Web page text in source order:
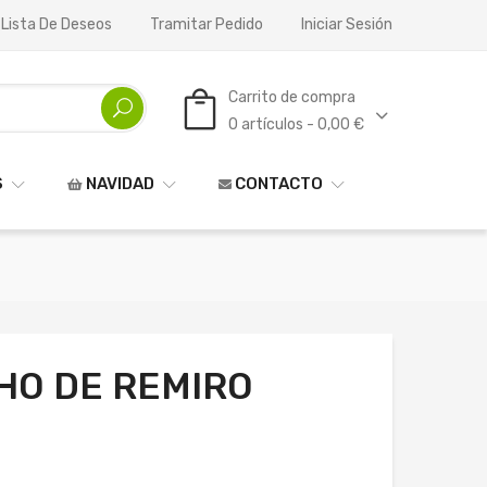
Lista De Deseos Tramitar Pedido Iniciar Sesión
Carrito de compra
0 artículos - 0,00 €
NAVIDAD CONTACTO
DE REMIRO